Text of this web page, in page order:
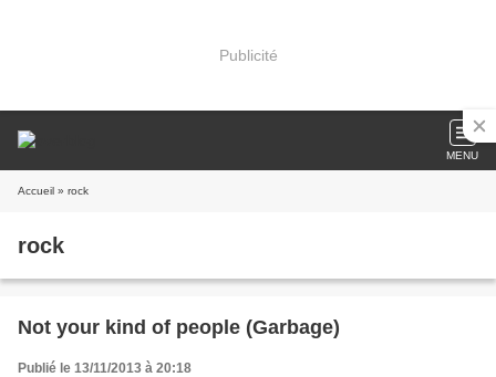
Publicité
MENU
Accueil » rock
rock
Not your kind of people (Garbage)
Publié le 13/11/2013 à 20:18